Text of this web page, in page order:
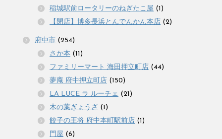
稲城駅前ロータリーのねぎたこ屋 (1)
【閉店】博多長浜とんでんかん本店 (2)
府中市 (254)
さか本 (11)
ファミリーマート 海田押立町店 (44)
夢庵 府中押立町店 (150)
LA LUCE ラ ルーチェ (21)
木の葉ぎょうざ (1)
餃子の王将 府中本町駅前店 (1)
門屋 (6)